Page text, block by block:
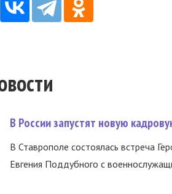
В России запустят новую
В Ставрополе состоялась встреча
Евгения Поддубного с